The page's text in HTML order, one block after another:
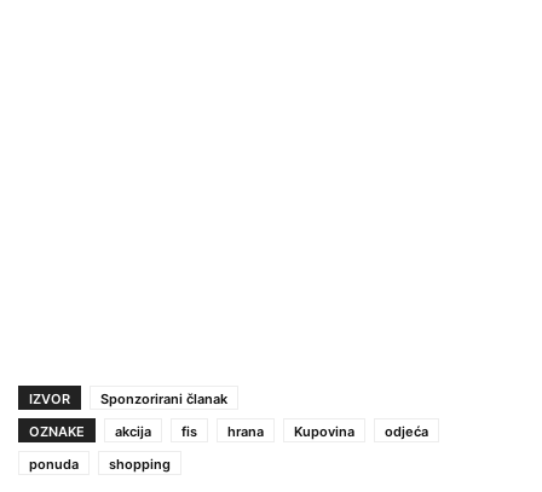
IZVOR
Sponzorirani članak
OZNAKE
akcija fis hrana Kupovina
odjeća
ponuda
shopping